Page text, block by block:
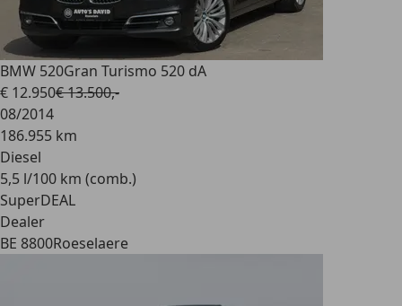
BMW 520Gran Turismo 520 dA
€ 12.950€ 13.500,-
08/2014
186.955 km
Diesel
5,5 l/100 km (comb.)
SuperDEAL
Dealer
BE 8800Roeselaere